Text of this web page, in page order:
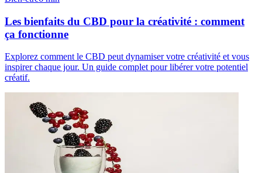
Les bienfaits du CBD pour la créativité : comment
ça fonctionne
Explorez comment le CBD peut dynamiser votre créativité et vous
inspirer chaque jour. Un guide complet pour libérer votre potentiel
créatif.